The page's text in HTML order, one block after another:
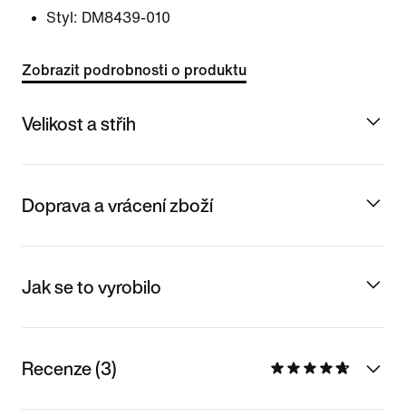
Styl: DM8439-010
Zobrazit podrobnosti o produktu
Velikost a střih
Doprava a vrácení zboží
Jak se to vyrobilo
Recenze (3)